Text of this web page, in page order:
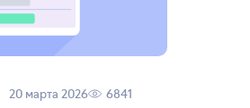
20 марта 2026 6841